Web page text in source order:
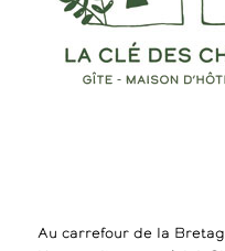
Au carrefour de la